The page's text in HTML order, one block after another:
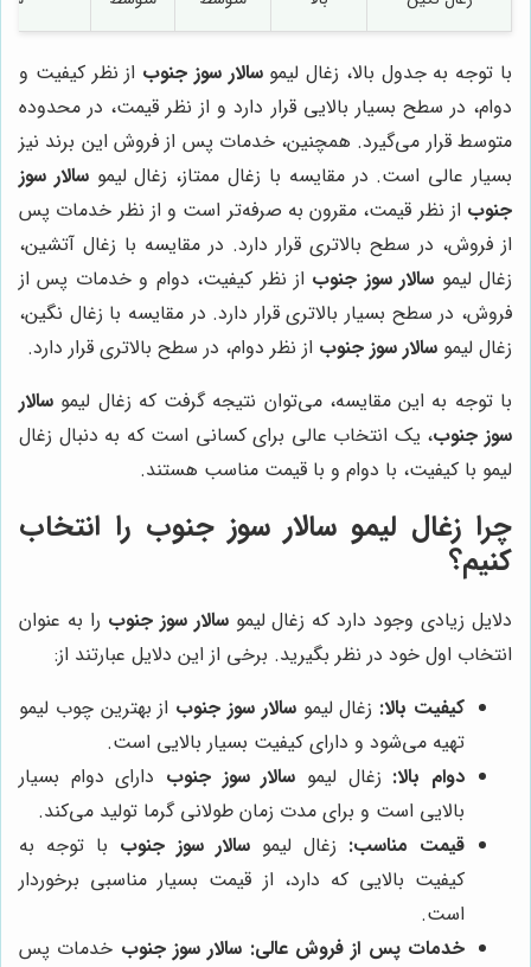
با توجه به جدول بالا، زغال لیموسالار سوز جنوب از نظر کیفیت و
دوام، در سطح بسیار بالایی قرار دارد و از نظر قیمت، در محدوده
متوسط قرار می‌گیرد. همچنین، خدمات پس از فروش این برند نیز
بسیار عالی است. در مقایسه با زغال ممتاز، زغال لیموسالار سوز
جنوب از نظر قیمت، مقرون به صرفه‌تر است و از نظر خدمات پس
از فروش، در سطح بالاتری قرار دارد. در مقایسه با زغال آتشین،
زغال لیمو سالار سوز جنوب از نظر کیفیت، دوام و خدمات پس از
فروش، در سطح بسیار بالاتری قرار دارد. در مقایسه با زغال نگین،
زغال لیمو سالار سوز جنوب از نظر دوام، در سطح بالاتری قرار دارد.
با توجه به این مقایسه، می‌توان نتیجه گرفت که زغال لیمو سالار
سوز جنوب، یک انتخاب عالی برای کسانی است که به دنبال زغال
لیمو با کیفیت، با دوام و با قیمت مناسب هستند.
چرا زغال لیمو سالار سوز جنوب را انتخاب
کنیم؟
دلایل زیادی وجود دارد که زغال لیموسالار سوز جنوب را به عنوان
انتخاب اول خود در نظر بگیرید. برخی از این دلایل عبارتند از:
کیفیت بالا: زغال لیموسالار سوز جنوب از بهترین چوب لیمو
تهیه می‌شود و دارای کیفیت بسیار بالایی است.
دوام بالا: زغال لیمو سالار سوز جنوب دارای دوام بسیار
بالایی است و برای مدت زمان طولانی گرما تولید می‌کند.
قیمت مناسب: زغال لیمو سالار سوز جنوب با توجه به
کیفیت بالایی که دارد، از قیمت بسیار مناسبی برخوردار
است.
خدمات پس از فروش عالی: سالار سوز جنوب خدمات پس